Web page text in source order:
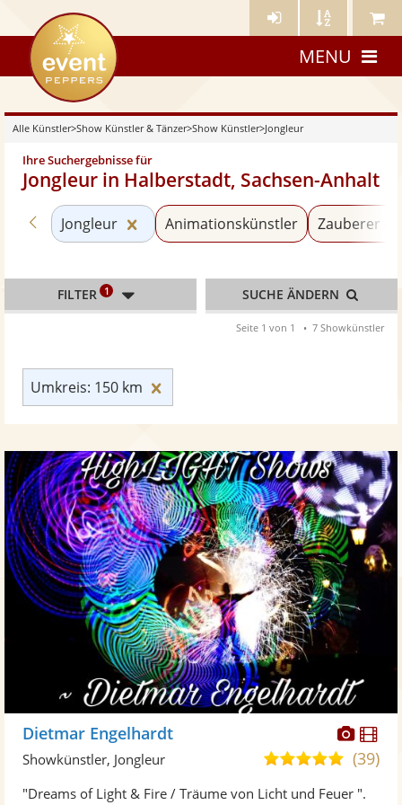
Künstler- Künstler Meine
eventpeppers
MENU
Alle Künstler>Show Künstler & Tänzer>Show Künstler>Jongleur
Ihre Suchergebnisse für
Jongleur in Halberstadt, Sachsen-Anhalt
Zurück zu «Show Künstler»
Jongleur Kategorie «Jongleur» zurücksetzen
Animationskünstler Zauberer &
Umkreis: 150 km
FILTER 1 SUCHE ÄNDERN
Seite 1 von 1 7 Showkünstler
Fotos
Dietmar Engelhardt
4,9(39)
Showkünstler, Jongleur
"Dreams of Light & Fire / Träume von Licht und Feuer ".